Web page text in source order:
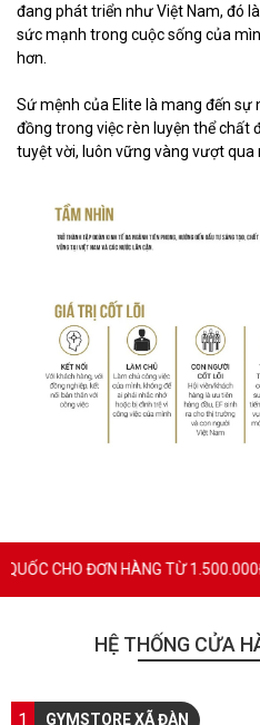
đang phát triển như Việt Nam, đó
sức mạnh trong cuộc sống của
hơn.
Sứ mệnh của Elite là mang đến
đồng trong việc rèn luyện thể chất
tuyệt vời, luôn vững vàng vượt
ĐƠN HÀNG TỪ 1.500.000Đ
HỆ THỐNG CỬA
1 GYMSTORE XÃ ĐÀN